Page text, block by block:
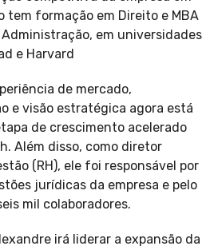
tem formação em Direito e MBA
em universidades
e Harvard
de mercado,
e visão estratégica agora está
de crescimento acelerado
Além disso, como diretor
(RH), ele foi responsável por
jurídicas da empresa e pelo
mil colaboradores.
irá liderar a expansão da